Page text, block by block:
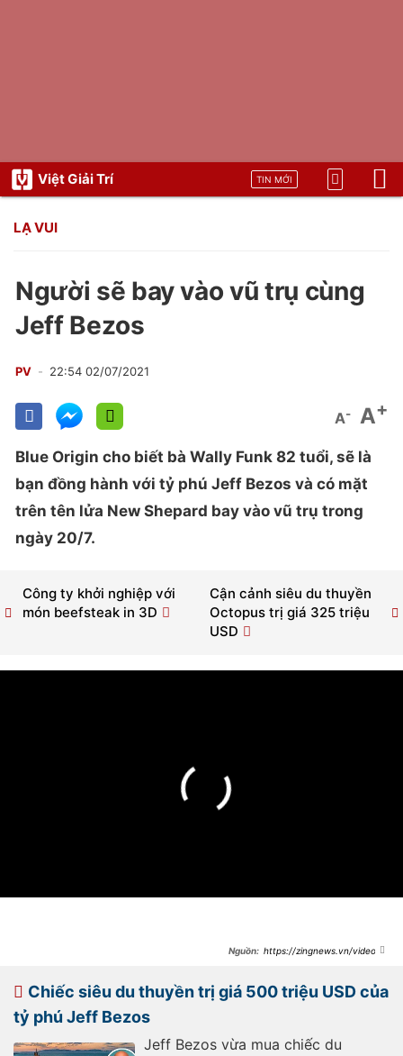
Việt Giải Trí TIN MỚI
LẠ VUI
Người sẽ bay vào vũ trụ cùng
Jeff Bezos
PV 22:54 02/07/2021
A- A+
Blue Origin cho biết bà Wally Funk 82 tuổi, sẽ là
bạn đồng hành với tỷ phú Jeff Bezos và có mặt
trên tên lửa New Shepard bay vào vũ trụ trong
ngày 20/7.
Cận cảnh siêu du thuyền
Octopus trị giá 325 triệu
USD
Công ty khởi nghiệp với
món beefsteak in 3D
https://zingnews.vn/video-
Chiếc siêu du thuyền trị giá 500 triệu USD của
tỷ phú Jeff Bezos
Jeff Bezos vừa mua chiếc du